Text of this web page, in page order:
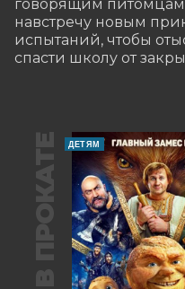
говорящим питомцам
навстречу новым
испытаний, чтобы
спасти школу от
В ПРОКАТЕ ДЕТЯМ